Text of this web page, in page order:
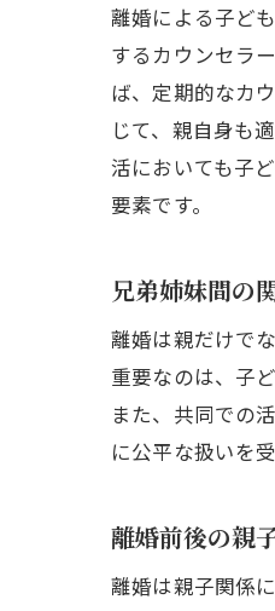
離婚による子ど
するカウンセラ
ば、定期的なカ
じて、親自身も
活においても子
要素です。
兄弟姉妹間の
離婚は親だけで
重要なのは、子
また、共同での
に公平な扱いを
離婚前後の親
離婚は親子関係